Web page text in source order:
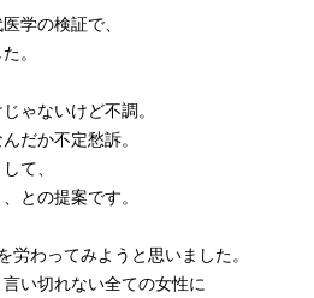
学の検証で、
。
ゃないけど不調。
だか不定愁訴。
て、
との提案です。
労わってみようと思いました。
い切れない全ての女性に